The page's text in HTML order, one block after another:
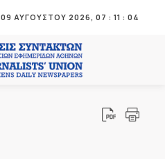
09 ΑΥΓΟΥΣΤΟΥ 2026, 07 : 11 : 05